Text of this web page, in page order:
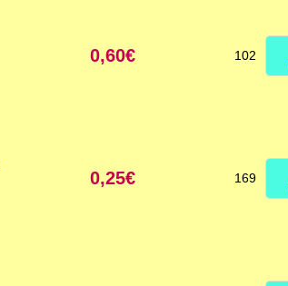
0,60€ 102
0,25€ 169